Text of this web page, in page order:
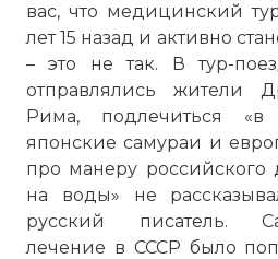
вас, что медицинский
лет 15 назад и активно
– это не так. В тур-
отправлялись жители
Рима, подлечиться «в
японские самураи и
про манеру российского
на воды» не
русский писатель.
лечение в СССР было